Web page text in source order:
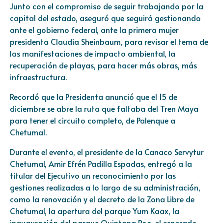
Junto con el compromiso de seguir trabajando por la
capital del estado, aseguró que seguirá gestionando
ante el gobierno federal, ante la primera mujer
presidenta Claudia Sheinbaum, para revisar el tema de
las manifestaciones de impacto ambiental, la
recuperación de playas, para hacer más obras, más
infraestructura.
Recordó que la Presidenta anunció que el 15 de
diciembre se abre la ruta que faltaba del Tren Maya
para tener el circuito completo, de Palenque a
Chetumal.
Durante el evento, el presidente de la Canaco Servytur
Chetumal, Amir Efrén Padilla Espadas, entregó a la
titular del Ejecutivo un reconocimiento por las
gestiones realizadas a lo largo de su administración,
como la renovación y el decreto de la Zona Libre de
Chetumal, la apertura del parque Yum Kaax, la